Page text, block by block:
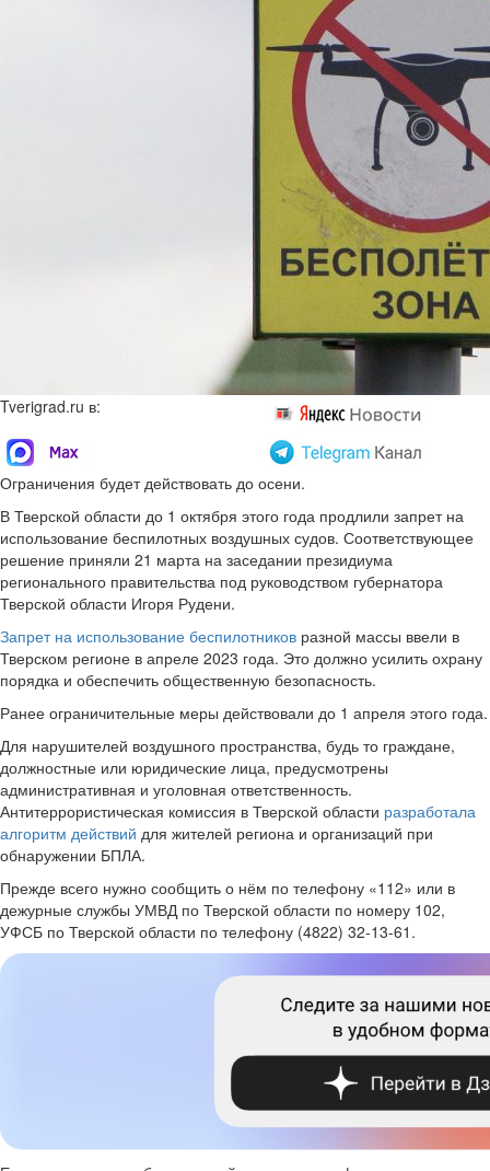
Tverigrad.ru в:
Ограничения будет действовать до осени.
В Тверской области до 1 октября этого года продлили запрет на
использование беспилотных воздушных судов. Соответствующее
решение приняли 21 марта на заседании президиума
регионального правительства под руководством губернатора
Тверской области Игоря Рудени.
Запрет на использование беспилотников разной массы ввели в
Тверском регионе в апреле 2023 года. Это должно усилить охрану
порядка и обеспечить общественную безопасность.
Ранее ограничительные меры действовали до 1 апреля этого года.
Для нарушителей воздушного пространства, будь то граждане,
должностные или юридические лица, предусмотрены
административная и уголовная ответственность.
Антитеррористическая комиссия в Тверской области разработала
алгоритм действий для жителей региона и организаций при
обнаружении БПЛА.
Прежде всего нужно сообщить о нём по телефону «112» или в
дежурные службы УМВД по Тверской области по номеру 102,
УФСБ по Тверской области по телефону (4822) 32-13-61.